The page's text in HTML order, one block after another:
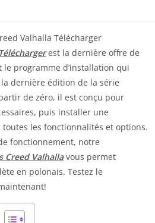
est la dernière offre de
le programme d’installation qui
dernière édition de la série
de zéro, il est conçu pour
puis installer une
les fonctionnalités et options.
fonctionnement, notre
Creed Valhallavous permet
en polonais. Testez le